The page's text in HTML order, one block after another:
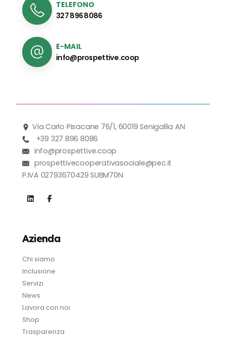
TELEFONO
327 896 8086
E-MAIL
info@prospettive.coop
Via Carlo Pisacane 76/1, 60019 Senigallia AN
+39 327 896 8086
info@prospettive.coop
prospettivecooperativasociale@pec.it
P.IVA 02793670429 SUBM70N
Azienda
Chi siamo
Inclusione
Servizi
News
Lavora con noi
Shop
Trasparenza